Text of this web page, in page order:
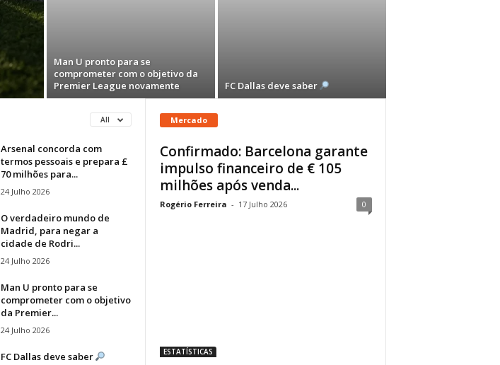
Man U pronto para se
comprometer com o objetivo da
Premier League novamente
FC Dallas deve saber
All
Arsenal concorda com
termos pessoais e prepara £
70 milhões para...
24 Julho 2026
O verdadeiro mundo de
Madrid, para negar a
cidade de Rodri...
24 Julho 2026
Man U pronto para se
comprometer com o objetivo
da Premier...
24 Julho 2026
FC Dallas deve saber
Mercado
Confirmado: Barcelona garante
impulso financeiro de € 105
milhões após venda...
Rogério Ferreira - 17 Julho 2026 0
ESTATÍSTICAS